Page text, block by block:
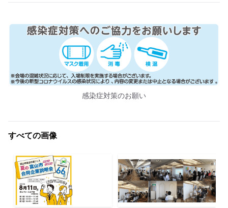
感染症対策のお願い
すべての画像